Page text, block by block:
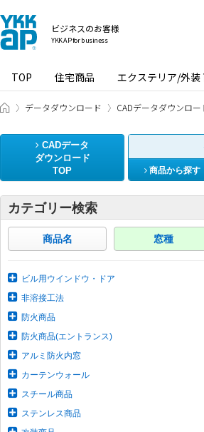
ビジネスのお客様
YKK AP for business
TOP 住宅商品 エクステリア/外装
ビジネスのお客様 HOME
データダウンロード CADデータダウンロー
CADデータ
ダウンロード
TOP
商品から探す
カテゴリー検索
商品名 窓種
ビル用ウインドウ・ドア
非溶接工法
防火商品
防火商品(エントランス)
アルミ防火内窓
カーテンウォール
スチール商品
ステンレス商品